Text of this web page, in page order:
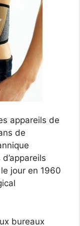
appareils de
de
jour en 1960
bureaux